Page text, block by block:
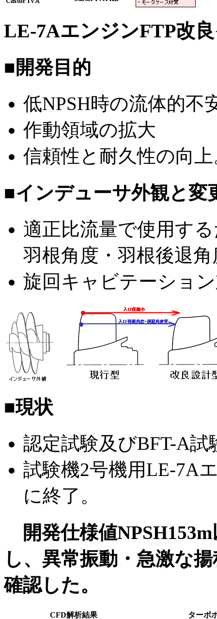
LE-7AエンジンFTP改
■開発目的
低NPSH時の流体的不
作動領域の拡大
信頼性と耐久性の向
■インデューサ外観と変
適正比流量で使用す
羽根角度・羽根後退
旋回キャビテーショ
■現状
認定試験及びBFT-A
試験機2号機用LE-7A
に終了。
開発仕様値
し、異常振動・急激な
確認した。
CFD解析結果 ターボ